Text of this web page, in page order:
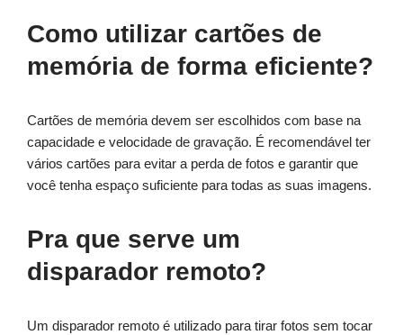
Como utilizar cartões de
memória de forma eficiente?
Cartões de memória devem ser escolhidos com base na
capacidade e velocidade de gravação. É recomendável ter
vários cartões para evitar a perda de fotos e garantir que
você tenha espaço suficiente para todas as suas imagens.
Pra que serve um
disparador remoto?
Um disparador remoto é utilizado para tirar fotos sem tocar